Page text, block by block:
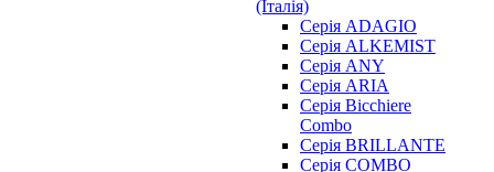
(Італія)
Серія ADAGIO
Серія ALKEMIST
Серія ANY
Серія ARIA
Серія Bicchiere
Combo
Серія BRILLANTE
Серія COMBO